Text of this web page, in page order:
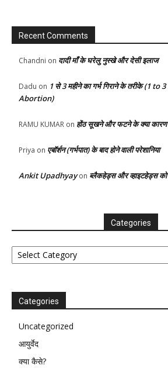
Recent Comments
Chandni on दादी माँ के घरेलु नुस्खे और देसी इलाज
Dadu on 1 से 3 महीने का गर्भ गिराने के तरीके (1
Abortion)
RAMU KUMAR on होंठ सूखने और फटने के क्या कारण
Priya on एबॉर्शन (गर्भपात) के बाद होने वाली परेशानिया
Ankit Upadhyayon ब्लैकहेड्स और व्हाइटहेड्स
Categories
Categories
Categories
Uncategorized
आयुर्वेद
क्या कैसे?